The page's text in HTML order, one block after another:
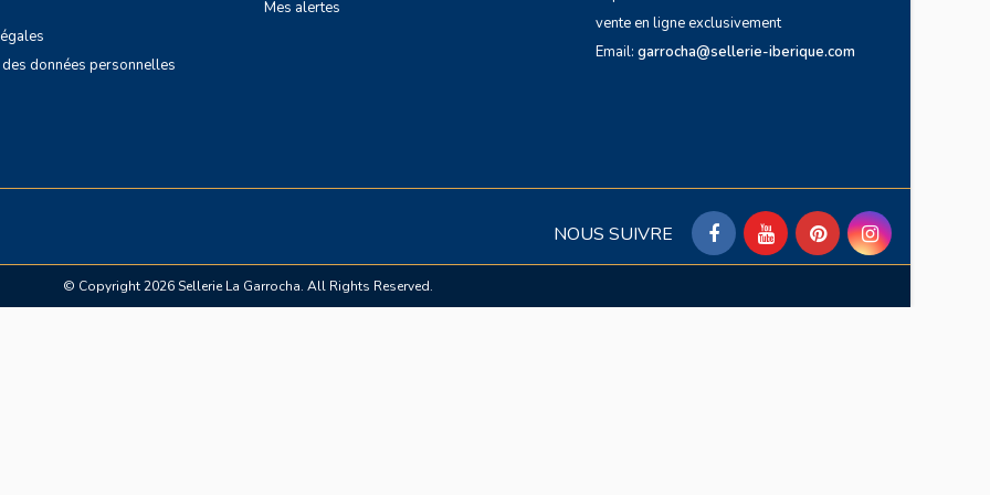
données personnelles
Mes alertes
vente en ligne exclusivement
Email: garrocha@sellerie-iberique.com
NOUS SUIVRE
© Copyright 2026 Sellerie La Garrocha. All Rights Reserved.